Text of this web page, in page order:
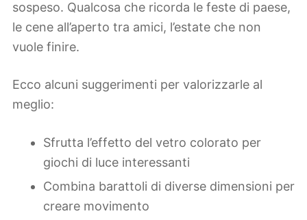
sospeso. Qualcosa che ricorda le feste di paese,
le cene all’aperto tra amici, l’estate che non
vuole finire.
Ecco alcuni suggerimenti per valorizzarle al
meglio:
Sfrutta l’effetto del vetro colorato per
giochi di luce interessanti
Combina barattoli di diverse dimensioni per
creare movimento